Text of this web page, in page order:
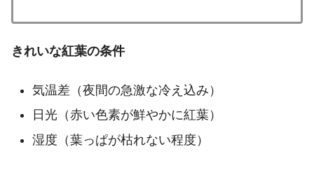
きれいな紅葉の条件
気温差（夜間の急激な冷え込み）
日光（赤い色素が鮮やかに紅葉）
湿度（葉っぱが枯れない程度）